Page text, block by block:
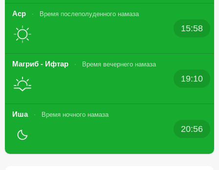
Аср Время послеполуденного намаза
15:58
Магриб - Ифтар Время вечернего намаза
19:10
Иша Время ночного намаза
20:56